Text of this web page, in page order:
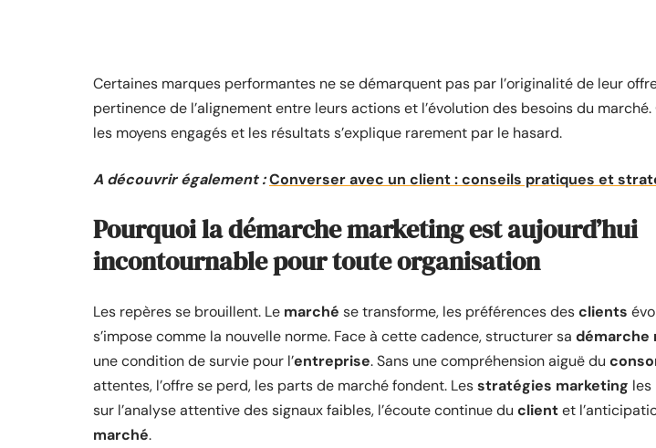
Certaines marques performantes ne se démarquent pas par l’originalité de leur
pertinence de l’alignement entre leurs actions et l’évolution des besoins du
les moyens engagés et les résultats s’explique rarement par le hasard.
A découvrir également :Converser avec un client : conseils pratiques et
Pourquoi la démarche marketing est aujourd’hui
incontournable pour toute organisation
Les repères se brouillent. Le marché se transforme, les préférences desclients
s’impose comme la nouvelle norme. Face à cette cadence, structurer sa démarche
une condition de survie pour l’entreprise. Sans une compréhension aiguë du
attentes, l’offre se perd, les parts de marché fondent. Lesstratégies marketing les
sur l’analyse attentive des signaux faibles, l’écoute continue du clientet
marché.